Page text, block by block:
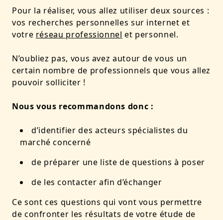
Pour la réaliser, vous allez utiliser deux sources :
vos recherches personnelles sur internet et
votre réseau professionnel et personnel.
N’oubliez pas, vous avez autour de vous un
certain nombre de professionnels que vous allez
pouvoir solliciter !
Nous vous recommandons donc :
d’identifier des acteurs spécialistes du
marché concerné
de préparer une liste de questions à poser
de les contacter afin d’échanger
Ce sont ces questions qui vont vous permettre
de confronter les résultats de votre étude de